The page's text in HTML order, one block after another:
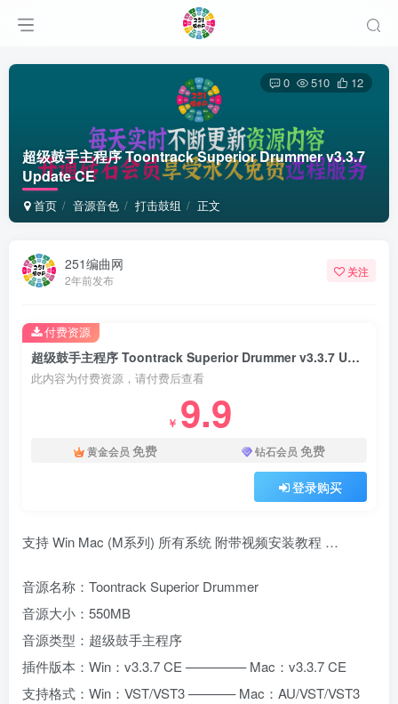
超级鼓手主程序 Toontrack Superior Drummer v3.3.7
Update CE
首页 音源音色 打击鼓组 正文
0 510 12
251编曲网
2年前发布
关注
超级鼓手主程序 Toontrack Superior Drummer v3.3.7 Update CE
此内容为付费资源，请付费后查看
￥ 9.9
黄金会员 免费 钻石会员 免费
登录购买
付费资源
支持 Win Mac (M系列) 所有系统 附带视频安装教程 …
音源名称：Toontrack Superior Drummer
音源大小：550MB
音源类型：超级鼓手主程序
插件版本：Win：v3.3.7 CE ————– Mac：v3.3.7 CE
支持格式：Win：VST/VST3 ———– Mac：AU/VST/VST3